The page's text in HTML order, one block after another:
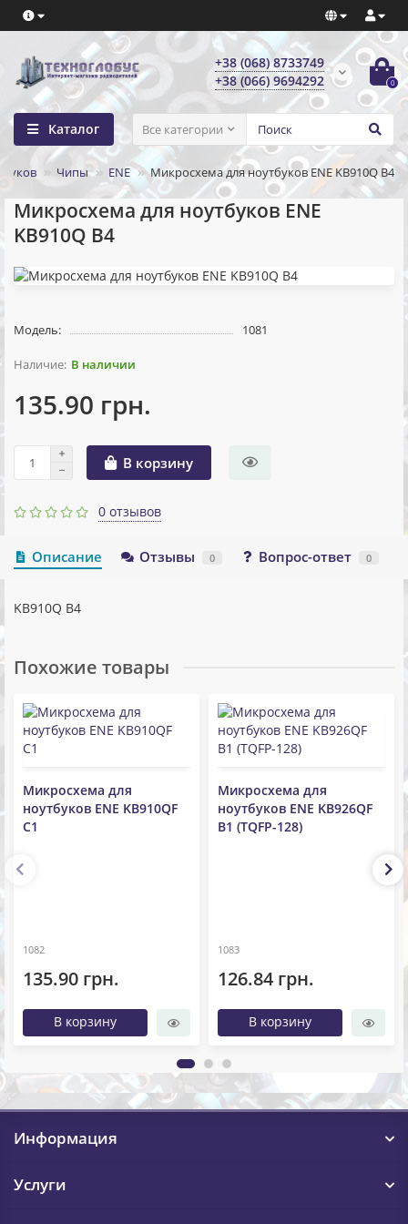
+38 (068) 8733749
+38 (066) 9694292
0
Каталог Все категории
Чипы ENE Микросхема для ноутбуков ENE KB910Q B4
Микросхема для ноутбуков ENE
KB910Q B4
Модель: 1081
В наличии
135.90 грн.
В корзину
0 отзывов
Описание Отзывы 0 Вопрос-ответ 0
KB910Q B4
Похожие товары
Микросхема для
ноутбуков ENE KB910QF
C1
1082
135.90 грн.
В корзину
Микросхема для
ноутбуков ENE KB926QF
B1 (TQFP-128)
1083
126.84 грн.
В корзину
Информация
Услуги